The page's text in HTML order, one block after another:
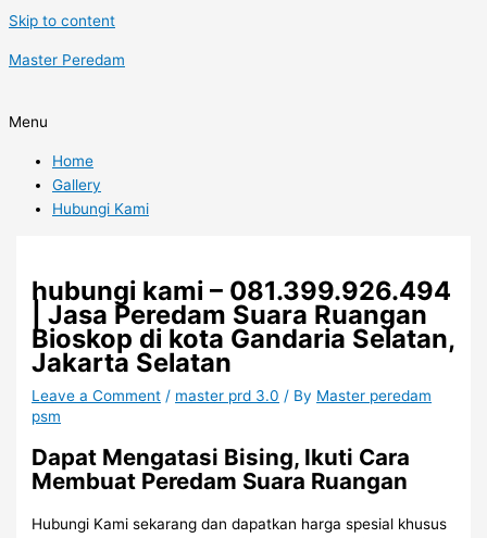
Skip to content
Master Peredam
Menu
Home
Gallery
Hubungi Kami
hubungi kami – 081.399.926.494
| Jasa Peredam Suara Ruangan
Bioskop di kota Gandaria Selatan,
Jakarta Selatan
Leave a Comment / master prd 3.0 / By Master peredam
psm
Dapat Mengatasi Bising, Ikuti Cara
Membuat Peredam Suara Ruangan
Hubungi Kami sekarang dan dapatkan harga spesial khusus